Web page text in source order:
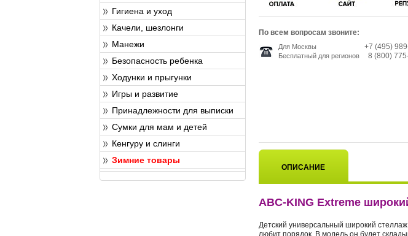
Гигиена и уход
Качели, шезлонги
Манежи
Безопасность ребенка
Ходунки и прыгунки
Игры и развитие
Принадлежности для выписки
Сумки для мам и детей
Кенгуру и слинги
Зимние товары
По всем вопросам звоните:
Для Москвы
Бесплатный для регионов
+7 (495)
8 (800)
ОПИСАНИЕ
ABC-KING Extreme
Детский универсальный широкий
любит порядок. В модель он будет